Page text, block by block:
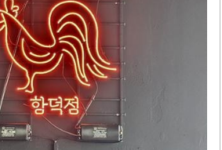
있어 더욱 만족스러운 경험을 제공합
함께 방문하기 좋은 공간이며, 소규
다...